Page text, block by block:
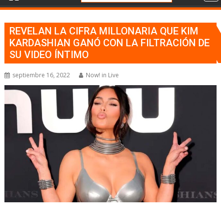
REVELAN LA CIFRA MILLONARIA QUE KIM
KARDASHIAN GANÓ CON LA FILTRACIÓN DE
SU VIDEO ÍNTIMO
septiembre 16, 2022 Now! in Live